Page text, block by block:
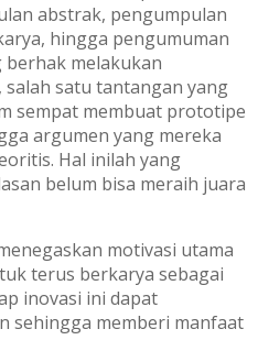
abstrak, pengumpulan
hingga pengumuman
melakukan
salah satu tantangan yang
sempat membuat prototipe
argumen yang mereka
Hal inilah yang
belum bisa meraih juara
motivasi utama
terus berkarya sebagai
inovasi ini dapat
sehingga memberi manfaat